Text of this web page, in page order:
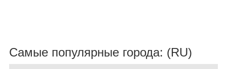
Самые популярные города: (RU)